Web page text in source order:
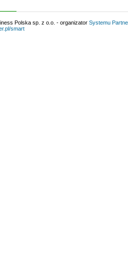
Polska sp. z o.o. - organizator Systemu
smart